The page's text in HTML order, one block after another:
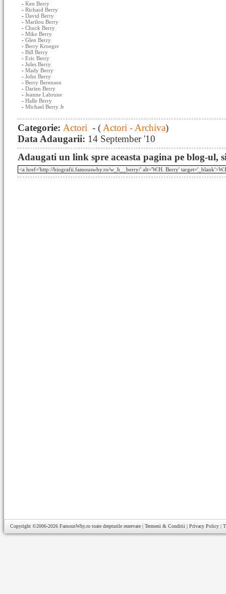
- Ken Berry
- Richard Berry
- David Berry
- Marilou Berry
- Chuck Berry
- Mike Berry
- Glen Berry
- Berry Kroeger
- Bill Berry
- Eric Berry
- Jules Berry
- Mady Berry
- John Berry
- Berry Berenson
- Darien Berry
- Jeanne Labrune
- Halle Berry
- Michael Berry Jr
Categorie: Actori - ( Actori - Archiva)
Data Adaugarii: 14 September '10
Adaugati un link spre aceasta pagina pe blog-ul,
Copyright ©2006-2026 FamousWhy.ro toate drepturile rezervate | Termeni & Conditii | Privacy Policy |